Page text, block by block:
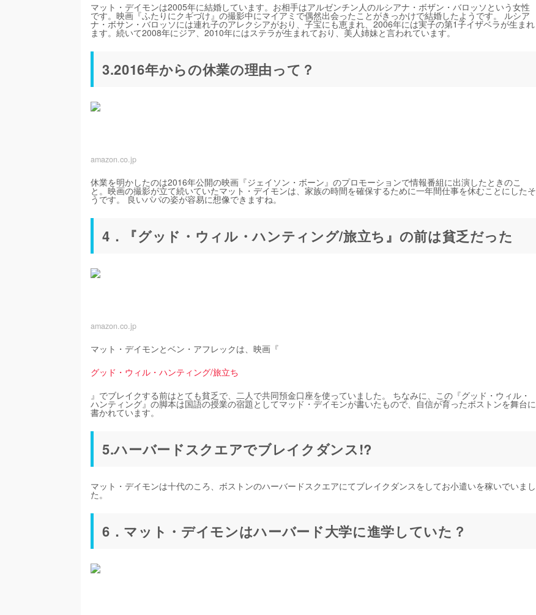
マット・デイモンは2005年に結婚しています。お相手はアルゼンチン人のルシアナ・ボザン・バロッソという女性
です。映画『ふたりにクギづけ』の撮影中にマイアミで偶然出会ったことがきっかけで結婚したようです。 ルシア
ナ・ボサン・バロッソには連れ子のアレクシアがおり、子宝にも恵まれ、2006年には実子の第1子イザベラが生まれ
ます。続いて2008年にジア、2010年にはステラが生まれており、美人姉妹と言われています。
3.2016年からの休業の理由って？
amazon.co.jp
休業を明かしたのは2016年公開の映画『ジェイソン・ボーン』のプロモーションで情報番組に出演したときのこ
と。映画の撮影が立て続いていたマット・デイモンは、家族の時間を確保するために一年間仕事を休むことにしたそ
うです。 良いパパの姿が容易に想像できますね。
4．『グッド・ウィル・ハンティング/旅立ち』の前は貧乏だった
amazon.co.jp
マット・デイモンとベン・アフレックは、映画『
グッド・ウィル・ハンティング/旅立ち
』でブレイクする前はとても貧乏で、二人で共同預金口座を使っていました。 ちなみに、この『グッド・ウィル・
ハンティング』の脚本は国語の授業の宿題としてマッド・デイモンが書いたもので、自信が育ったボストンを舞台に
書かれています。
5.ハーバードスクエアでブレイクダンス!?
マット・デイモンは十代のころ、ボストンのハーバードスクエアにてブレイクダンスをしてお小遣いを稼いでいまし
た。
6．マット・デイモンはハーバード大学に進学していた？